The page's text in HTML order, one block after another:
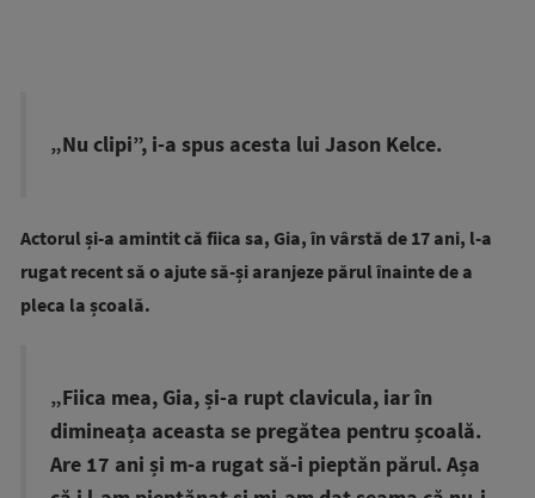
„Nu clipi”, i-a spus acesta lui Jason Kelce.
Actorul și-a amintit că fiica sa, Gia, în vârstă de 17 ani, l-a
rugat recent să o ajute să-și aranjeze părul înainte de a
pleca la școală.
„Fiica mea, Gia, și-a rupt clavicula, iar în
dimineața aceasta se pregătea pentru școală.
Are 17 ani și m-a rugat să-i pieptăn părul. Așa